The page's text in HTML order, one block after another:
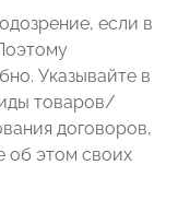
если в
Указывайте в
товаров/
договоров,
об этом своих